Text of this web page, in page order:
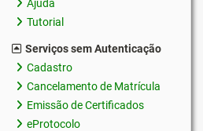
Ajuda
Tutorial
Serviços sem Autenticação
Cadastro
Cancelamento de Matrícula
Emissão de Certificados
eProtocolo